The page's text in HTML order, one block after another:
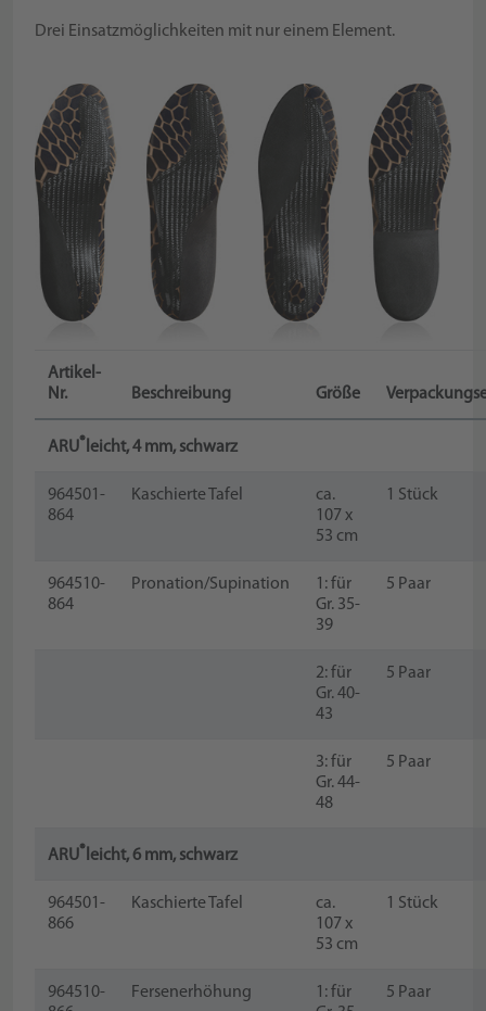
Drei Einsatzmöglichkeiten mit nur einem Element.
Artikel-
Nr.
Beschreibung Größe
ARU® leicht, 4 mm, schwarz
964501-
864
Kaschierte Tafel
ca.
107 x
53 cm
1 Stück
964510-
864
Pronation/Supination
1: für
Gr. 35-
39
5 Paar
2: für
Gr. 40-
43
5 Paar
3: für
Gr. 44-
48
5 Paar
ARU® leicht, 6 mm, schwarz
964501-
866
Kaschierte Tafel
ca.
107 x
53 cm
1 Stück
964510-
Fersenerhöhung
1: für
5 Paar